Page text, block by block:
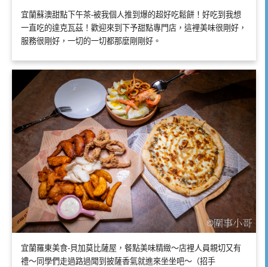
宜蘭蘇澳甜點下午茶-被我個人推到爆的超好吃鬆餅！好吃到我想
一直吃的達克瓦茲！歡迎來到下予甜點專門店，這裡美味很剛好，
服務很剛好，一切的一切都那麼剛剛好。
宜蘭羅東美食-貝加莫比薩屋，餐點美味精緻～店裡人員親切又有
禮～同學們走過路過聞到披薩香氣就進來坐坐吧～（招手